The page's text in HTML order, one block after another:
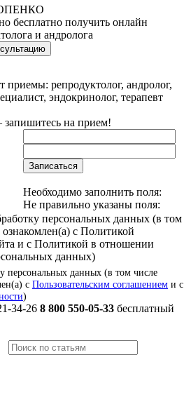
получить онлайн
и андролога
репродуктолог, андролог,
эндокринолог, терапевт
на прием!
Записаться
Необходимо заполнить поля:
Не правильно указаны поля:
персональных данных (в том
с Политикой
и с Политикой в отношении
данных)
персональных данных (в том числе
с Пользовательским соглашением и с
)
34-26 8 800 550-05-33 бесплатный